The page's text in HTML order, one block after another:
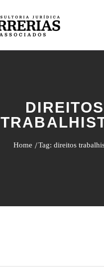
DIREITOS
Home Tag: direitos